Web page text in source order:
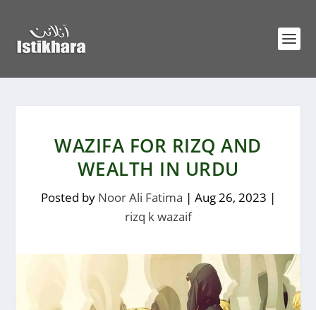
WAZIFA FOR RIZQ AND
WEALTH IN URDU
Posted by Noor Ali Fatima | Aug 26, 2023 |
rizq k wazaif